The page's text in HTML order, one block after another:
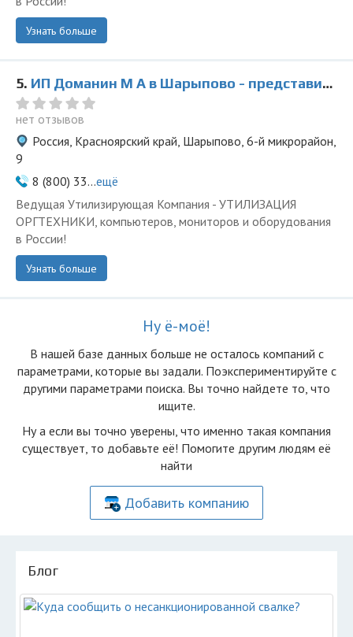
Узнать больше
5. ИП Доманин М А в Шарыпово - представитель ООО Ведущая Утилизирующая Компания
нет отзывов
Россия, Красноярский край, Шарыпово, 6-й микрорайон,
9
8 (800) 33...ещё
Ведущая Утилизирующая Компания - УТИЛИЗАЦИЯ
ОРГТЕХНИКИ, компьютеров, мониторов и оборудования
в России!
Узнать больше
Ну ё-моё!
В нашей базе данных больше не осталоcь компаний с
параметрами, которые вы задали. Поэкспериментируйте с
другими параметрами поиска. Вы точно найдете то, что
ищите.
Ну а если вы точно уверены, что именно такая компания
существует, то добавьте её! Помогите другим людям её
найти
Добавить компанию
Блог